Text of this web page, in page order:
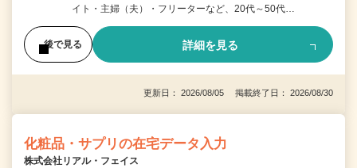
イト・主婦（夫）・フリーターなど、20代～50代…
後で見る 詳細を見る
更新日： 2026/08/05 掲載終了日： 2026/08/30
化粧品・サプリの在宅データ入力
株式会社リアル・フェイス